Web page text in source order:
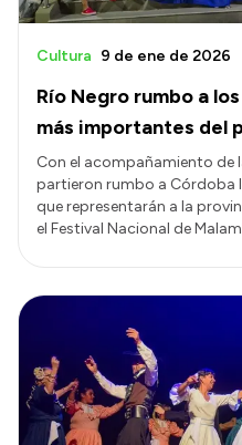
Río Negro rumbo a
más importantes del
Cultura 9 de ene de 2026
Con el acompañamiento de
partieron rumbo a Córdoba
que representarán a la
el Festival Nacional de